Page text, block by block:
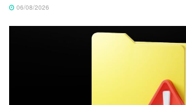
06/08/2026